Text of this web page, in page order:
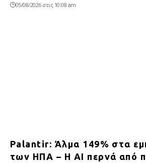
05/08/2026 στις 10:08 am
Palantir: Άλμα 149% στα
των ΗΠΑ – Η AI περνά από